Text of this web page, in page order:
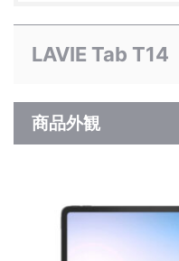
LAVIE Tab T14
商品外観